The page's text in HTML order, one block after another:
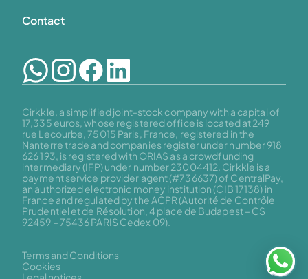
Contact
Cirkkle, a simplified joint-stock company with a capital of
17,335 euros, whose registered office is located at 249
rue Lecourbe, 75015 Paris, France, registered in the
Nanterre trade and companies register under number 918
626 193, is registered with ORIAS as a crowdfunding
intermediary (IFP) under number 23004412. Cirkkle is a
payment service provider agent (#736637) of CentralPay,
an authorized electronic money institution (CIB 17138) in
France and regulated by the ACPR (Autorité de Contrôle
Prudentiel et de Résolution, 4 place de Budapest – CS
92459 – 75436 PARIS Cedex 09).
Terms and Conditions
Cookies